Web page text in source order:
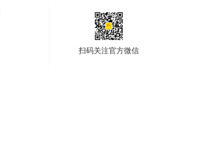
扫码关注官方微信